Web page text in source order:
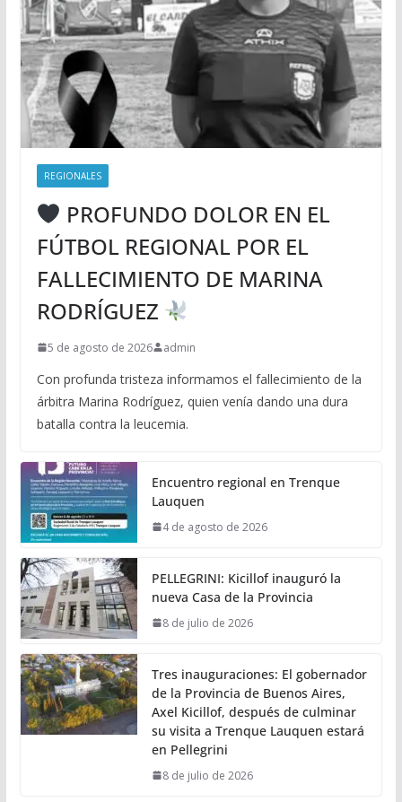
REGIONALES
PROFUNDO DOLOR EN EL
FÚTBOL REGIONAL POR EL
FALLECIMIENTO DE MARINA
RODRÍGUEZ
5 de agosto de 2026 admin
Con profunda tristeza informamos el fallecimiento de la
árbitra Marina Rodríguez, quien venía dando una dura
batalla contra la leucemia.
Encuentro regional en Trenque
Lauquen
4 de agosto de 2026
PELLEGRINI: Kicillof inauguró la
nueva Casa de la Provincia
8 de julio de 2026
Tres inauguraciones: El gobernador
de la Provincia de Buenos Aires,
Axel Kicillof, después de culminar
su visita a Trenque Lauquen estará
en Pellegrini
8 de julio de 2026